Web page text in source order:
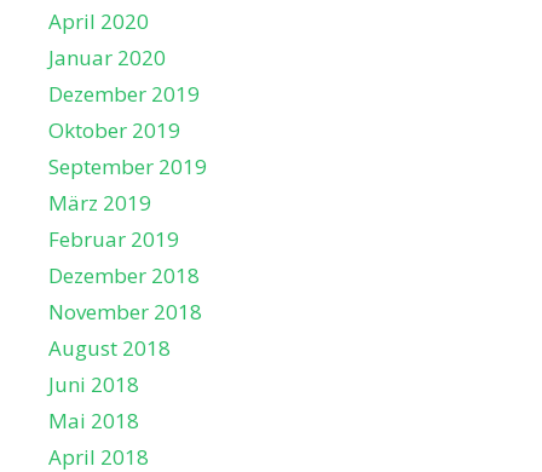
April 2020
Januar 2020
Dezember 2019
Oktober 2019
September 2019
März 2019
Februar 2019
Dezember 2018
November 2018
August 2018
Juni 2018
Mai 2018
April 2018